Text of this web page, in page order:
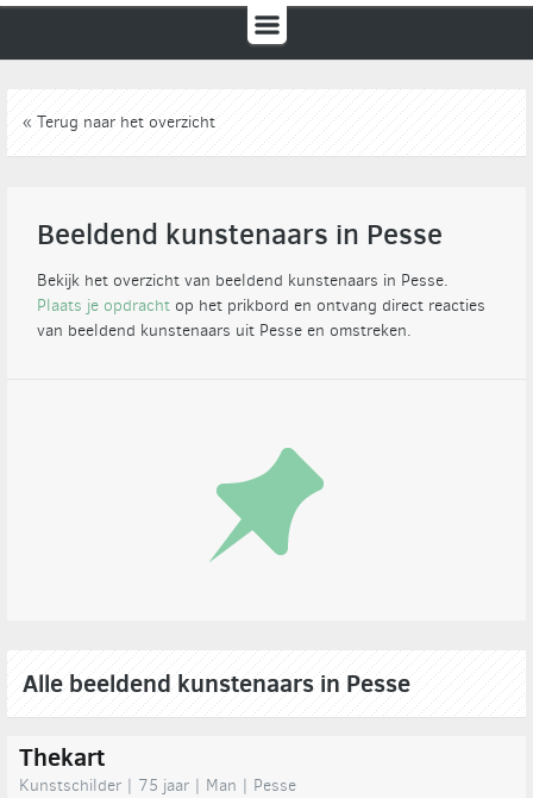
« Terug naar het overzicht
Beeldend kunstenaars in Pesse
Bekijk het overzicht van beeldend kunstenaars in Pesse.
Plaats je opdracht op het prikbord en ontvang direct reacties
van beeldend kunstenaars uit Pesse en omstreken.
Alle beeldend kunstenaars in Pesse
Thekart
Kunstschilder | 75 jaar | Man | Pesse